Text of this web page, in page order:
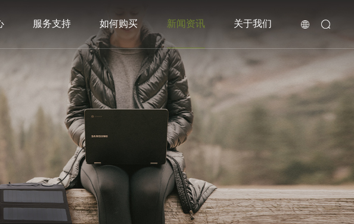
服务支持 如何购买 新闻资讯 关于我们